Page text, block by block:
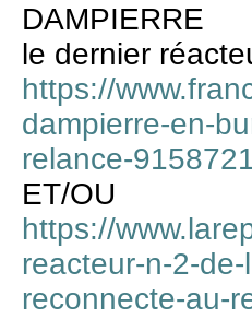
DAMPIERRE
le dernier
https://
dampierre-en-
relance-
ET/OU
https://
reacteur-n-2-
reconnecte-au-